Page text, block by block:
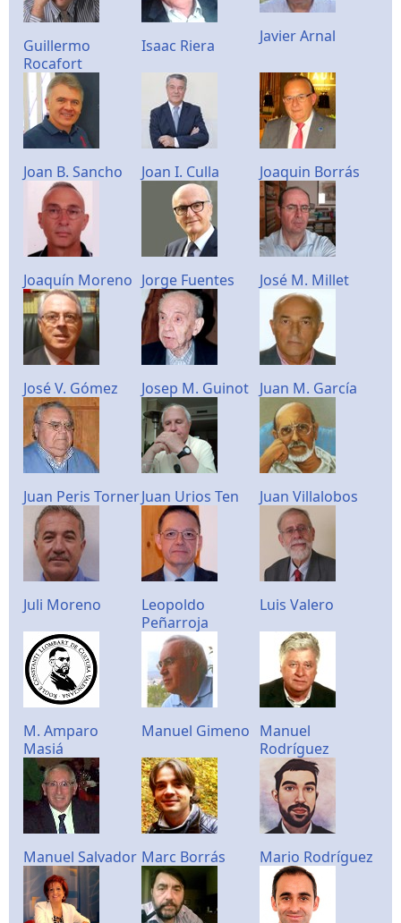
Guillermo
Rocafort
Isaac Riera Javier Arnal
Joan B. Sancho Joan I. Culla Joaquin Borrás
Joaquín Moreno Jorge Fuentes José M. Millet
José V. Gómez Josep M. Guinot Juan M. García
Juan Peris TornerJuan Urios Ten Juan Villalobos
Juli Moreno
Leopoldo
Peñarroja
Luis Valero
M. Amparo
Masiá
Manuel Gimeno Manuel
Rodríguez
Manuel Salvador Marc Borrás Mario Rodríguez